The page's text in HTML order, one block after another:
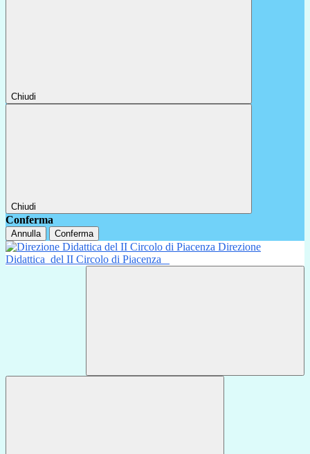
Chiudi
Chiudi
Conferma
Annulla Conferma
Direzione
Didattica del II Circolo di Piacenza